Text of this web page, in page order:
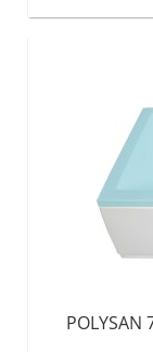
POLYSAN